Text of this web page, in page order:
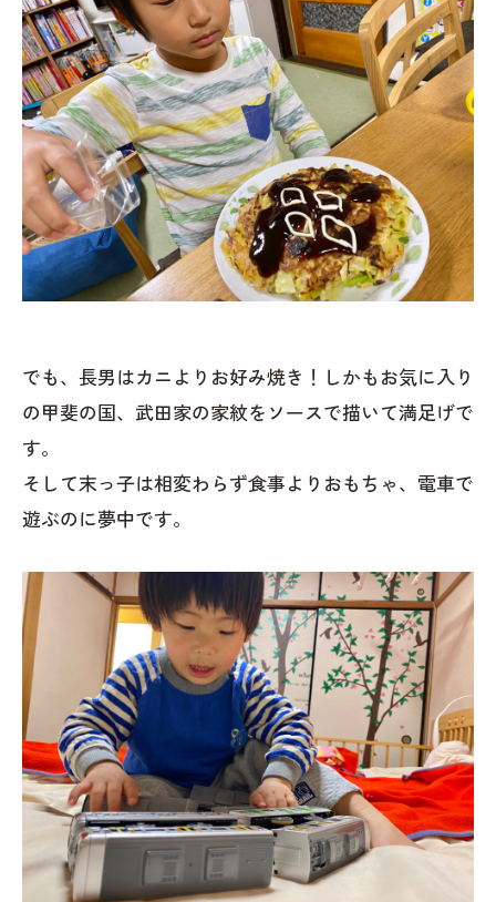
でも、長男はカニよりお好み焼き！しかもお気に入り
の甲斐の国、武田家の家紋をソースで描いて満足げで
す。
そして末っ子は相変わらず食事よりおもちゃ、電車で
遊ぶのに夢中です。